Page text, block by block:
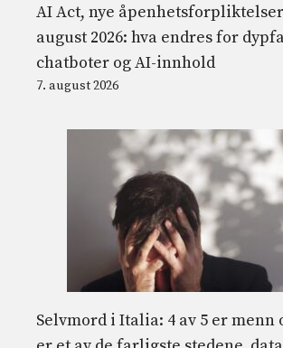
AI Act, nye
august 2026: hva endres for
chatboter og AI-innhold
7. august 2026
Selvmord i Italia: 4 av 5 er menn